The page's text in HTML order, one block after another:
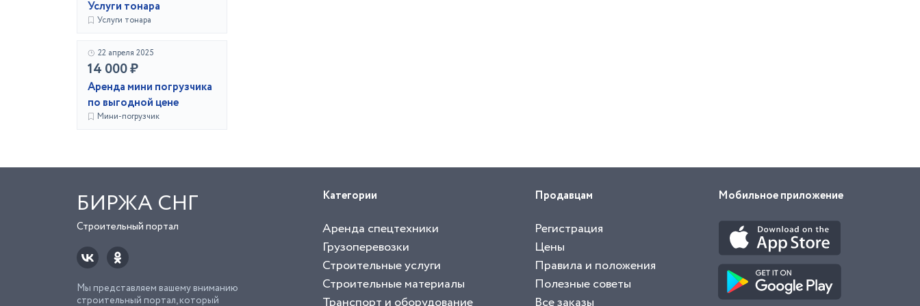
Услуги тонара
Услуги тонара
22 апреля 2025
14 000 ₽
Аренда мини погрузчика
по выгодной цене
Мини-погрузчик
БИРЖА СНГ
Строительный портал
Мы представляем вашему вниманию
строительный портал, который
Категории
Аренда спецтехники
Грузоперевозки
Строительные услуги
Строительные материалы
Продавцам
Регистрация
Цены
Правила и положения
Полезные советы
Мобильное приложение